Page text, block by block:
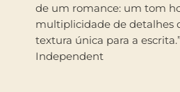
de um romance: um tom
multiplicidade de detalhes
textura única para a
Independent